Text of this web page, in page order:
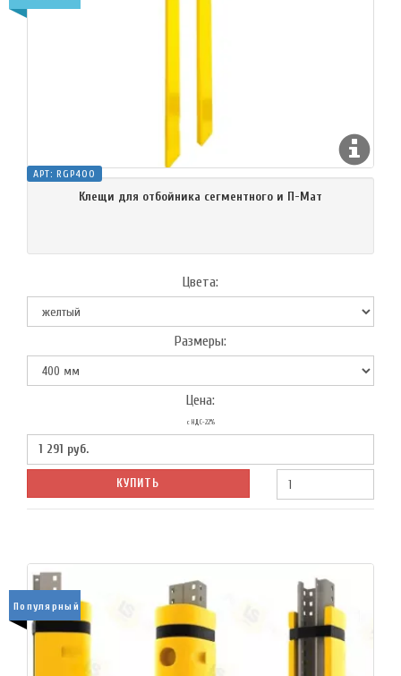
АРТ: RGP400
Клещи для отбойника сегментного и П-Мат
Цвета:
Размеры:
Цена:
с НДС-22%
1 291 руб.
КУПИТЬ
Популярный